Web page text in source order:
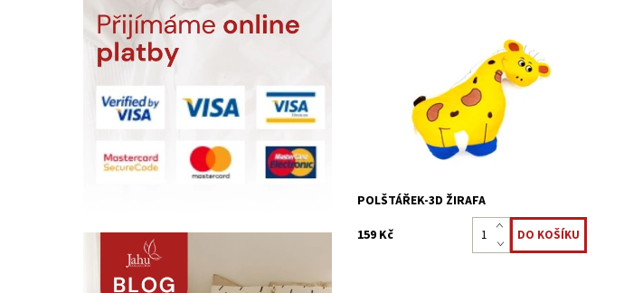
Každý z nás ví, že děti milují měkké a
plyšové materiály. Plyšové polštáře jsou
věci, které pomáhají našim dětem usnout,
uklidnit je a dát pocit bezpečí. Měkký
tvarovaný 3D...
Dostupnost:
Skladem 5 ks
22323867
POLŠTÁŘEK-3D ŽIRAFA
159 Kč